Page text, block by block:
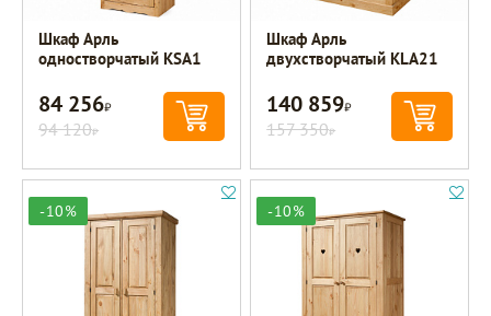
Шкаф Арль
одностворчатый KSA1
84 256Р
94 120Р
Шкаф Арль
двухстворчатый KLA21
140 859Р
157 350Р
-10% -10%